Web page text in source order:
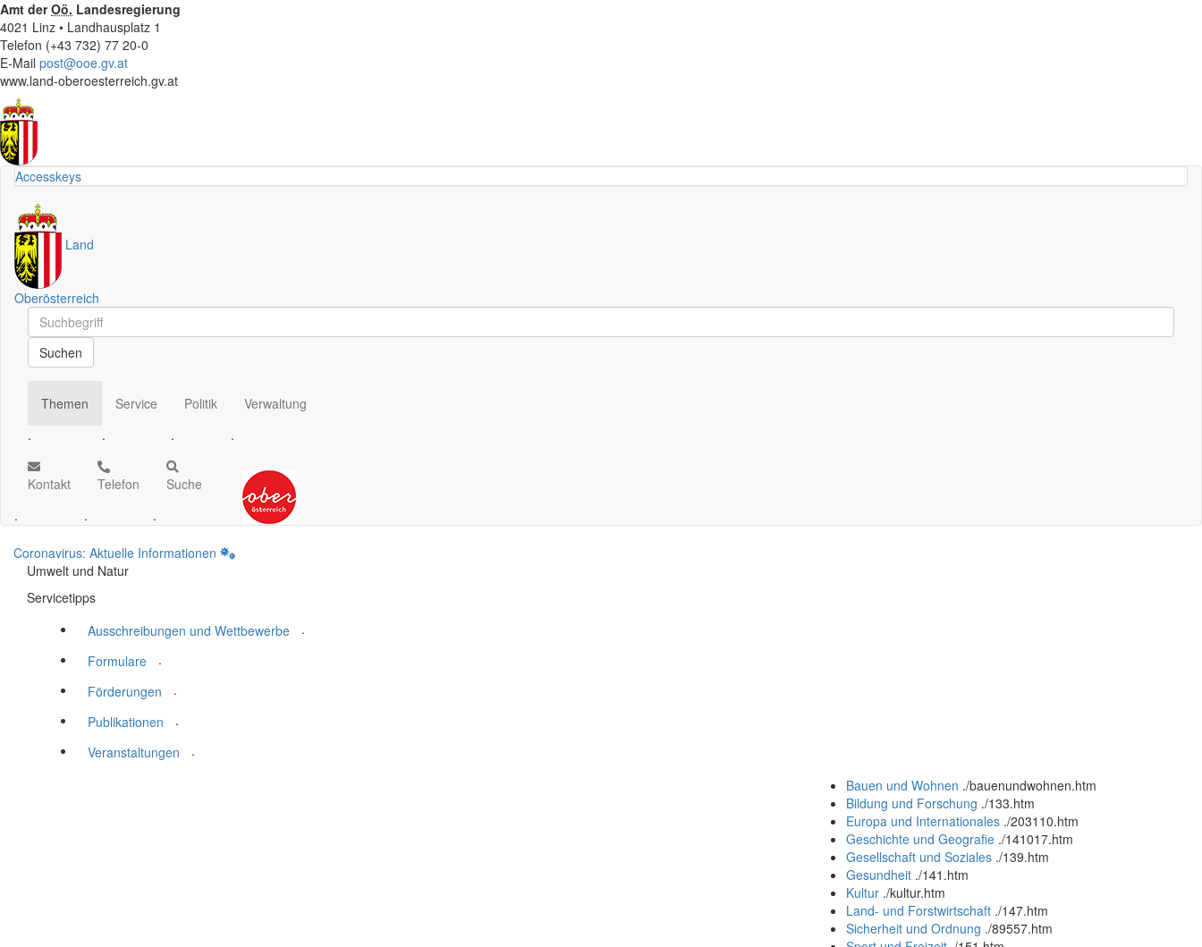
Amt derOö. Landesregierung
4021 Linz • Landhausplatz 1
Telefon (+43 732) 77 20-0
E-Mail post@ooe.gv.at
www.land-oberoesterreich.gv.at
Accesskeys
Land
Oberösterreich
Schnellsuche
Schnellsuche
Suchen
Themen
.
Service
.
Politik
.
Verwaltung
.
Kontakt
.
Telefon
.
Suche
.
Coronavirus: Aktuelle Informationen
Umwelt und Natur
Servicetipps
Ausschreibungen und Wettbewerbe
.
Formulare
.
Förderungen
.
Publikationen
.
Veranstaltungen
.
Bauen und Wohnen ./bauenundwohnen.htm
Bildung und Forschung ./133.htm
Europa und Internationales ./203110.htm
Geschichte und Geografie ./141017.htm
Gesellschaft und Soziales ./139.htm
Gesundheit ./141.htm
Kultur ./kultur.htm
Land- und Forstwirtschaft ./147.htm
Sicherheit und Ordnung ./89557.htm